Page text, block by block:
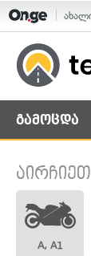
გამოცდა
A, A1